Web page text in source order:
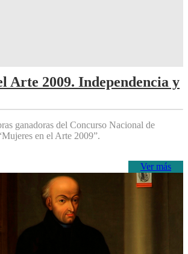
Arte 2009. Independencia y
ganadoras del Concurso Nacional de
en el Arte 2009”.
Ver más